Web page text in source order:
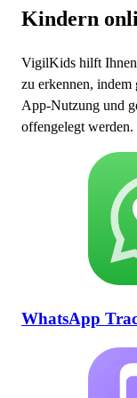
Kindern
VigilKids hilft
zu erkennen,
App-Nutzung und
offengelegt werden.
WhatsApp